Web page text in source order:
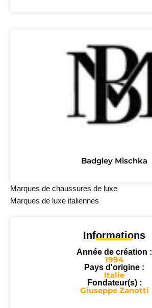
Badgley Mischka
Marques de chaussures de luxe
Marques de luxe italiennes
Informations
Année de création :
1994
Pays d'origine :
Italie
Fondateur(s) :
Giuseppe Zanotti